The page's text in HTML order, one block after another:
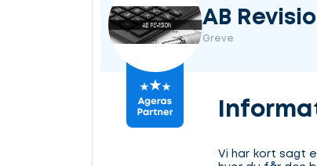
AB
Greve
Vi har kort sagt